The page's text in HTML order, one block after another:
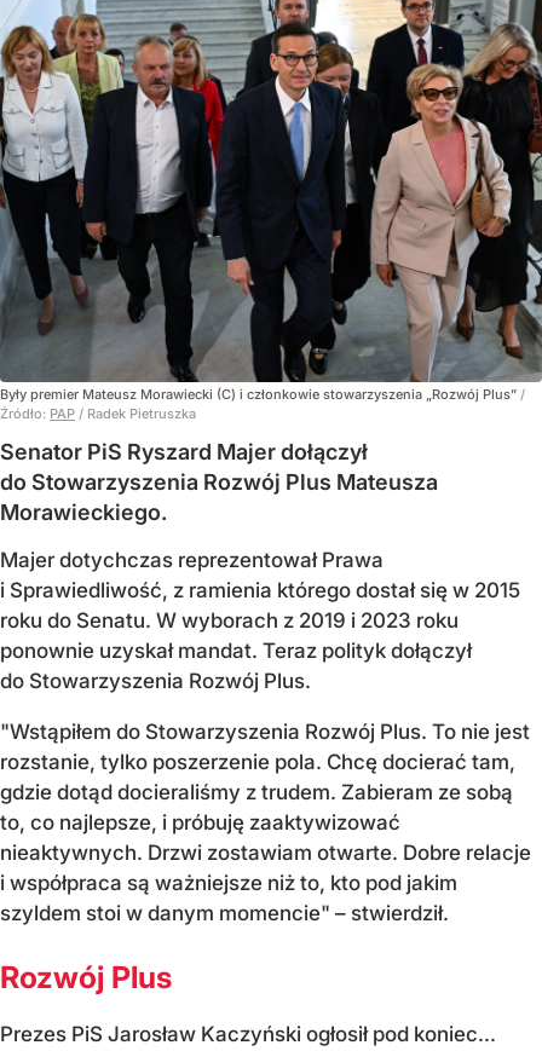
Były premier Mateusz Morawiecki (C) i członkowie stowarzyszenia „Rozwój Plus” /
Źródło: PAP / Radek Pietruszka
Senator PiS Ryszard Majer dołączył
do Stowarzyszenia Rozwój Plus Mateusza
Morawieckiego.
Majer dotychczas reprezentował Prawa
i Sprawiedliwość, z ramienia którego dostał się w 2015
roku do Senatu. W wyborach z 2019 i 2023 roku
ponownie uzyskał mandat. Teraz polityk dołączył
do Stowarzyszenia Rozwój Plus.
"Wstąpiłem do Stowarzyszenia Rozwój Plus. To nie jest
rozstanie, tylko poszerzenie pola. Chcę docierać tam,
gdzie dotąd docieraliśmy z trudem. Zabieram ze sobą
to, co najlepsze, i próbuję zaaktywizować
nieaktywnych. Drzwi zostawiam otwarte. Dobre relacje
i współpraca są ważniejsze niż to, kto pod jakim
szyldem stoi w danym momencie" – stwierdził.
Rozwój Plus
Prezes PiS Jarosław Kaczyński ogłosił pod koniec...